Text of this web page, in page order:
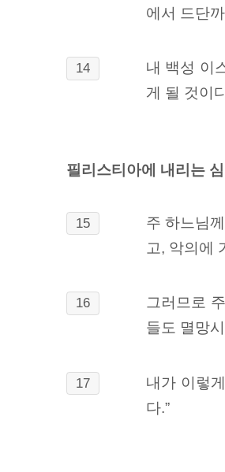
에서 드단
14
내 백성 이
게 될 것이
필리스티아에 내리는
15
주 하느님
고, 악의에
16 그러므로
들도 멸망
17
내가 이렇
다.”